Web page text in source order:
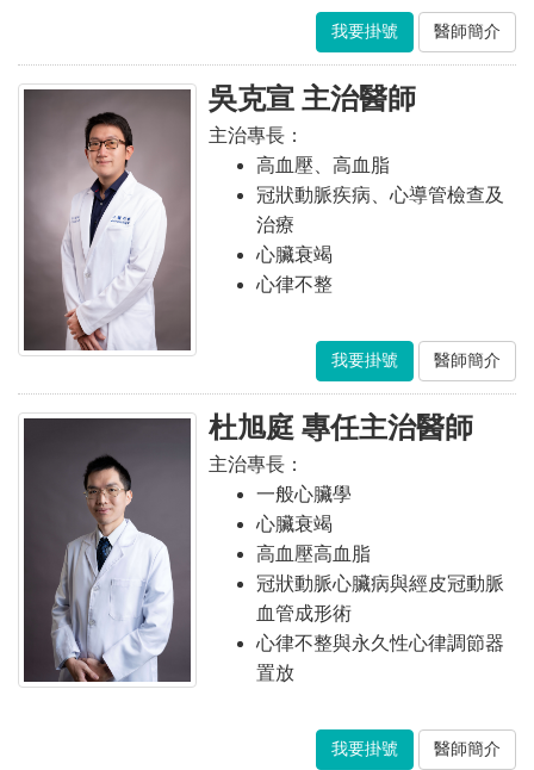
我要掛號 醫師簡介
吳克宣 主治醫師
主治專長：
高血壓、高血脂
冠狀動脈疾病、心導管檢查及
治療
心臟衰竭
心律不整
我要掛號 醫師簡介
杜旭庭 專任主治醫師
主治專長：
一般心臟學
心臟衰竭
高血壓高血脂
冠狀動脈心臟病與經皮冠動脈
血管成形術
心律不整與永久性心律調節器
置放
我要掛號 醫師簡介